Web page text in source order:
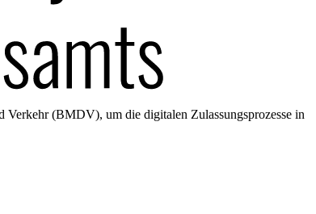
(BMDV), um die digitalen Zulassungsprozesse in